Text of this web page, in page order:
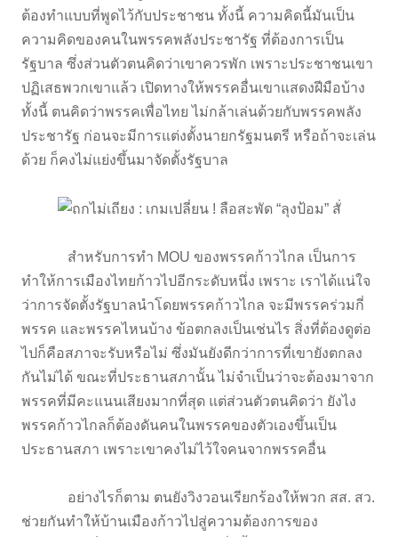
ต้องทำแบบที่พูดไว้กับประชาชน ทั้งนี้ ความคิดนี้มันเป็น
ความคิดของคนในพรรคพลังประชารัฐ ที่ต้องการเป็น
รัฐบาล ซึ่งส่วนตัวตนคิดว่าเขาควรพัก เพราะประชาชนเขา
ปฏิเสธพวกเขาแล้ว เปิดทางให้พรรคอื่นเขาแสดงฝีมือบ้าง
ทั้งนี้ ตนคิดว่าพรรคเพื่อไทย ไม่กล้าเล่นด้วยกับพรรคพลัง
ประชารัฐ ก่อนจะมีการแต่งตั้งนายกรัฐมนตรี หรือถ้าจะเล่น
ด้วย ก็คงไม่แย่งขึ้นมาจัดตั้งรัฐบาล
สำหรับการทำ MOU ของพรรคก้าวไกล เป็นการ
ทำให้การเมืองไทยก้าวไปอีกระดับหนึ่ง เพราะ เราได้แน่ใจ
ว่าการจัดตั้งรัฐบาลนำโดยพรรคก้าวไกล จะมีพรรคร่วมกี่
พรรค และพรรคไหนบ้าง ข้อตกลงเป็นเช่นไร สิ่งที่ต้องดูต่อ
ไปก็คือสภาจะรับหรือไม่ ซึ่งมันยังดีกว่าการที่เขายังตกลง
กันไม่ได้ ขณะที่ประธานสภานั้น ไม่จำเป็นว่าจะต้องมาจาก
พรรคที่มีคะแนนเสียงมากที่สุด แต่ส่วนตัวตนคิดว่า ยังไง
พรรคก้าวไกลก็ต้องดันคนในพรรคของตัวเองขึ้นเป็น
ประธานสภา เพราะเขาคงไม่ไว้ใจคนจากพรรคอื่น
อย่างไรก็ตาม ตนยังวิงวอนเรียกร้องให้พวก สส. สว.
ช่วยกันทำให้บ้านเมืองก้าวไปสู่ความต้องการของ